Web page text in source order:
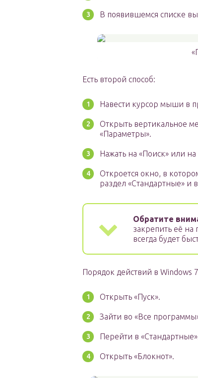
В появившемся списке
Есть второй способ:
Навести курсор мыши в
Открыть вертикальное
«Параметры».
Нажать на «Поиск» или
Откроется окно, в
раздел «Стандартные» и
Обратите
закрепить её на
всегда будет
Порядок действий в Windows
Открыть «Пуск».
Зайти во «Все
Перейти в
Открыть «Блокнот».